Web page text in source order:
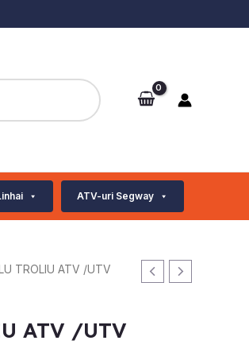
ATV-uri Segway
TROLIU ATV /UTV
ATV /UTV